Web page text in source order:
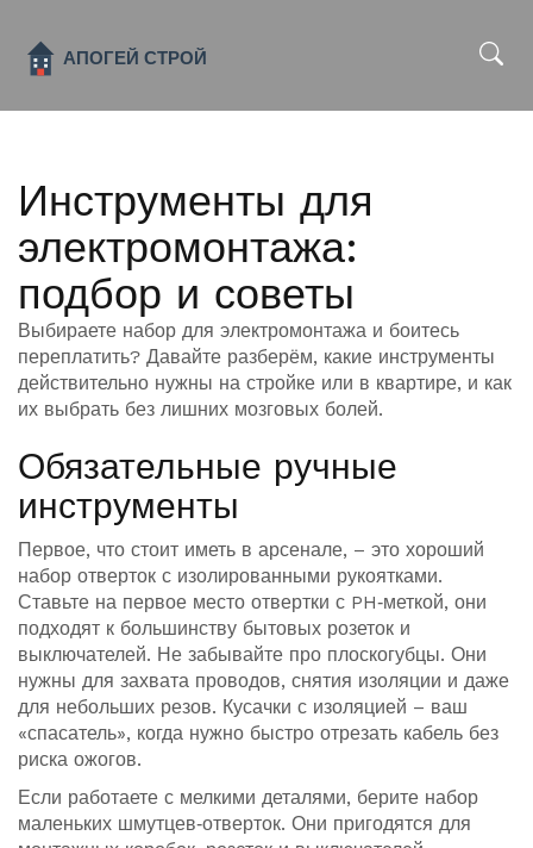
Инструменты для
электромонтажа:
подбор и советы
Выбираете набор для электромонтажа и боитесь
переплатить? Давайте разберём, какие инструменты
действительно нужны на стройке или в квартире, и как
их выбрать без лишних мозговых болей.
Обязательные ручные
инструменты
Первое, что стоит иметь в арсенале, – это хороший
набор отверток с изолированными рукоятками.
Ставьте на первое место отвертки с PH‑меткой, они
подходят к большинству бытовых розеток и
выключателей. Не забывайте про плоскогубцы. Они
нужны для захвата проводов, снятия изоляции и даже
для небольших резов. Кусачки с изоляцией – ваш
«спасатель», когда нужно быстро отрезать кабель без
риска ожогов.
Если работаете с мелкими деталями, берите набор
маленьких шмутцев‑отверток. Они пригодятся для